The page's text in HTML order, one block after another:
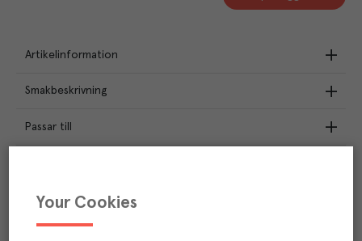
Artikelinformation
Smakbeskrivning
Passar till
Klimatavtryck
CO₂e/kg
Your Cookies